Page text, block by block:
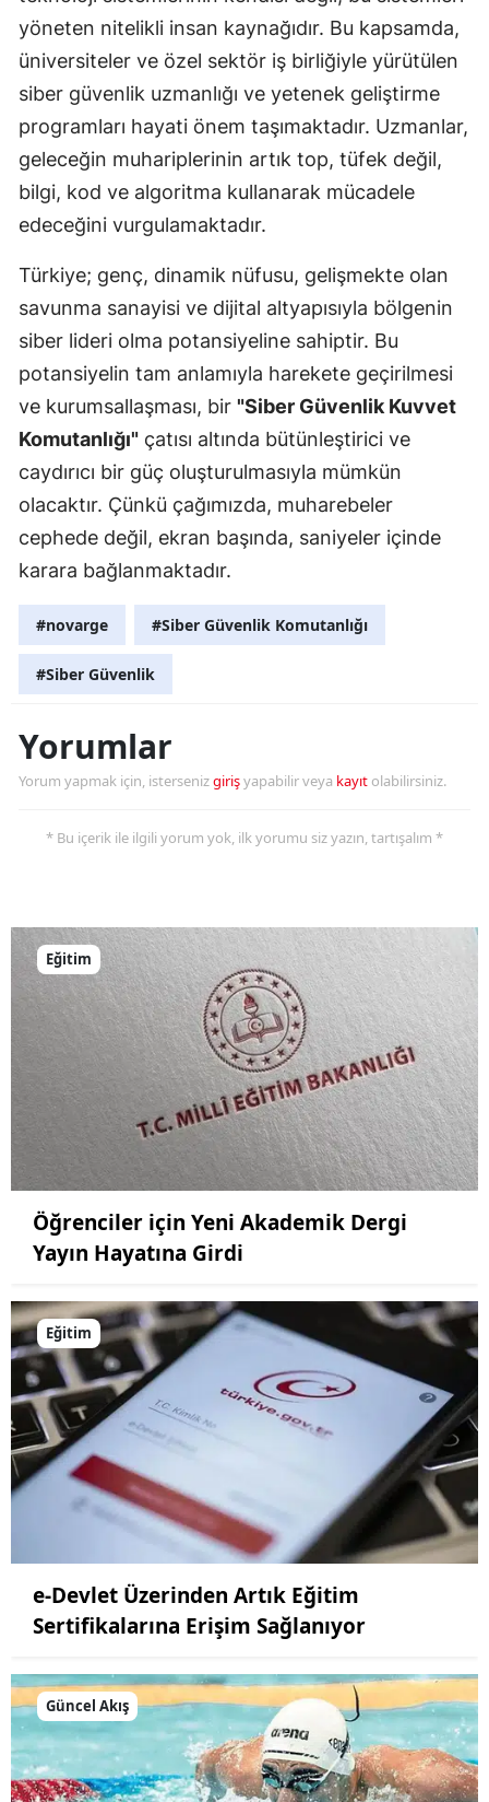
Samsun
Siirt
Sinop
Sivas
Trabzon
Tunceli
Şanlıurfa
Uşak
Van
Yozgat
Aksaray
Şırnak
Ardahan
Iğdır
Yalova
Karabük
Kilis
Osmaniye
yöneten nitelikli insan kaynağıdır. Bu kapsamda,
üniversiteler ve özel sektör iş birliğiyle yürütülen
siber güvenlik uzmanlığı ve yetenek geliştirme
programları hayati önem taşımaktadır. Uzmanlar,
geleceğin muhariplerinin artık top, tüfek değil,
bilgi, kod ve algoritma kullanarak mücadele
edeceğini vurgulamaktadır.
Türkiye; genç, dinamik nüfusu, gelişmekte olan
savunma sanayisi ve dijital altyapısıyla bölgenin
siber lideri olma potansiyeline sahiptir. Bu
potansiyelin tam anlamıyla harekete geçirilmesi
ve kurumsallaşması, bir "Siber Güvenlik Kuvvet
Komutanlığı" çatısı altında bütünleştirici ve
caydırıcı bir güç oluşturulmasıyla mümkün
olacaktır. Çünkü çağımızda, muharebeler
cephede değil, ekran başında, saniyeler içinde
karara bağlanmaktadır.
#novarge #Siber Güvenlik Komutanlığı
#Siber Güvenlik
Yorumlar
Yorum yapmak için, istersenizgirişyapabilir veya kayıt olabilirsiniz.
* Bu içerik ile ilgili yorum yok, ilk yorumu siz yazın, tartışalım *
Eğitim
Öğrenciler için Yeni Akademik Dergi
Yayın Hayatına Girdi
Eğitim
e-Devlet Üzerinden Artık Eğitim
Sertifikalarına Erişim Sağlanıyor
Güncel Akış